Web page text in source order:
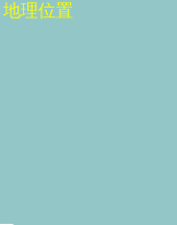
地理位置